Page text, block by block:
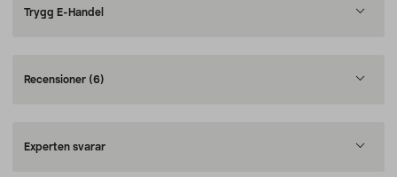
Trygg E-Handel
Recensioner (6)
Experten svarar